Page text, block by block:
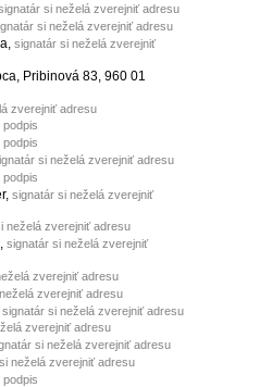
si neželá zverejniť adresu
si neželá zverejniť adresu
signatár si neželá zverejniť
Pribinová 83, 960 01
zverejniť adresu
si neželá zverejniť adresu
signatár si neželá zverejniť
neželá zverejniť adresu
signatár si neželá zverejniť
zverejniť adresu
zverejniť adresu
signatár si neželá zverejniť adresu
zverejniť adresu
si neželá zverejniť adresu
neželá zverejniť adresu